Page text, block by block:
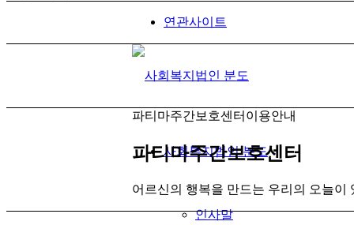
연관사이트
사회복지법인 분도
인사말
파티마주간보호센터 이용안내
파티마주간보호센터
어르신의 행복을 만드는 우리의 오늘이